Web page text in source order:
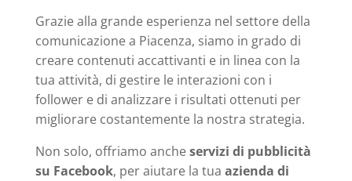
Grazie alla grande esperienza nel settore della
comunicazione a Piacenza, siamo in grado di
creare contenuti accattivanti e in linea con la
tua attività, di gestire le interazioni con i
follower e di analizzare i risultati ottenuti per
migliorare costantemente la nostra strategia.
Non solo, offriamo ancheservizi di pubblicità
su Facebook, per aiutare la tua azienda di